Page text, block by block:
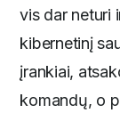
vis dar neturi
kibernetinį
įrankiai,
komandų, o